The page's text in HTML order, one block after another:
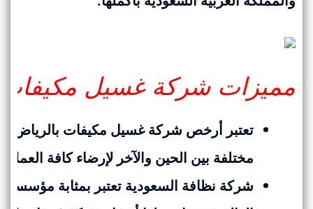
مميزات شركة غسيل مكيفات
تعتبر أرخص شركة غسيل مكيفات بالرياض
مختلفة بين الحين والآخر لإرضاء كافة
شركة نظافة السعودية تعتبر بمثابة مؤسسة